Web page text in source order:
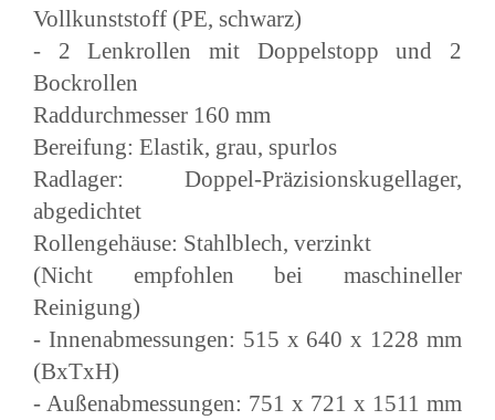
Vollkunststoff (PE, schwarz)
- 2 Lenkrollen mit Doppelstopp und 2
Bockrollen
Raddurchmesser 160 mm
Bereifung: Elastik, grau, spurlos
Radlager: Doppel-Präzisionskugellager,
abgedichtet
Rollengehäuse: Stahlblech, verzinkt
(Nicht empfohlen bei maschineller
Reinigung)
- Innenabmessungen: 515 x 640 x 1228 mm
(BxTxH)
- Außenabmessungen: 751 x 721 x 1511 mm